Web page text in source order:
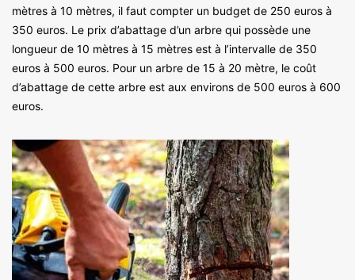
mètres à 10 mètres, il faut compter un budget de 250 euros à
350 euros. Le prix d’abattage d’un arbre qui possède une
longueur de 10 mètres à 15 mètres est à l’intervalle de 350
euros à 500 euros. Pour un arbre de 15 à 20 mètre, le coût
d’abattage de cette arbre est aux environs de 500 euros à 600
euros.